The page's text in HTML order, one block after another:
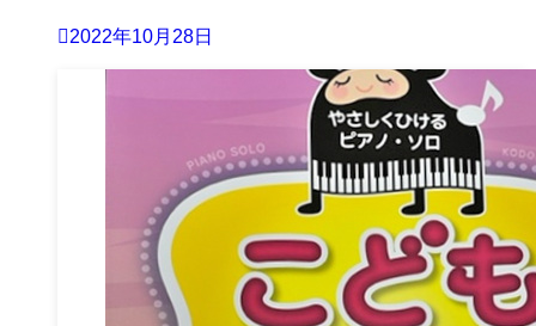
2022年10月28日